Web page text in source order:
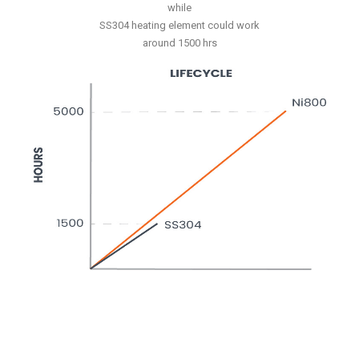
while
SS304 heating element could work
around 1500 hrs